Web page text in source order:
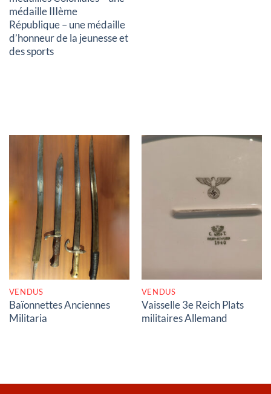
médaille IIIème
République – une médaille
d’honneur de la jeunesse et
des sports
RUPTURE DE STOCK
VENDUS
Baïonnettes Anciennes
Militaria
RUPTURE DE STOCK
VENDUS
Vaisselle 3e Reich Plats
militaires Allemand